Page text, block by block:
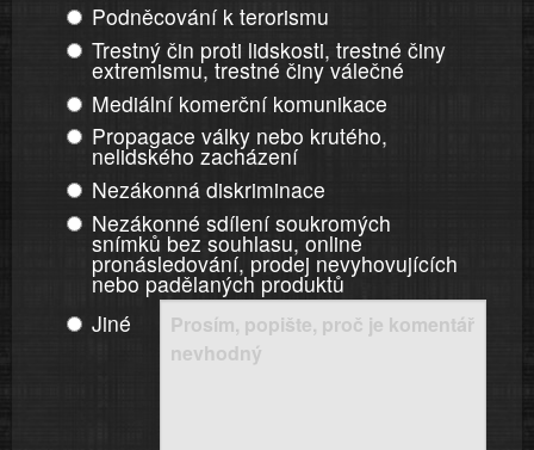
Podněcování k terorismu
Trestný čin proti lidskosti, trestné činy
extremismu, trestné činy válečné
Mediální komerční komunikace
Propagace války nebo krutého,
nelidského zacházení
Nezákonná diskriminace
Nezákonné sdílení soukromých
snímků bez souhlasu, online
pronásledování, prodej nevyhovujících
nebo padělaných produktů
Jiné